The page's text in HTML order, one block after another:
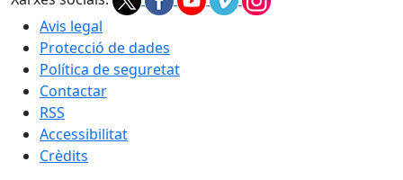
Avis legal
Protecció de dades
Política de seguretat
Contactar
RSS
Accessibilitat
Crèdits